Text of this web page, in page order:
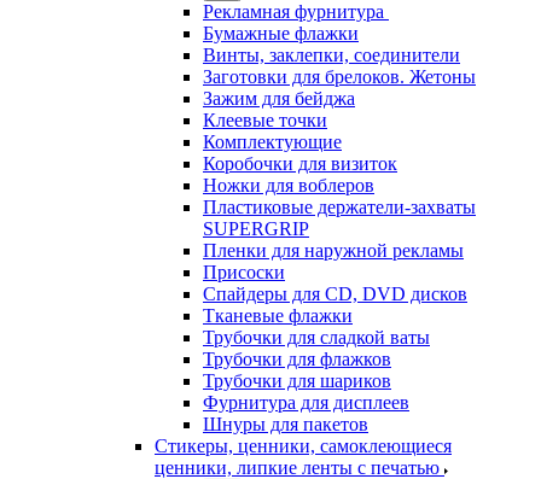
Рекламная фурнитура
Бумажные флажки
Винты, заклепки, соединители
Заготовки для брелоков. Жетоны
Зажим для бейджа
Клеевые точки
Комплектующие
Коробочки для визиток
Ножки для воблеров
Пластиковые держатели-захваты
SUPERGRIP
Пленки для наружной рекламы
Присоски
Спайдеры для CD, DVD дисков
Тканевые флажки
Трубочки для сладкой ваты
Трубочки для флажков
Трубочки для шариков
Фурнитура для дисплеев
Шнуры для пакетов
Стикеры, ценники, самоклеющиеся
ценники, липкие ленты с печатью